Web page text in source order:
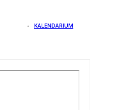
KALENDARIUM